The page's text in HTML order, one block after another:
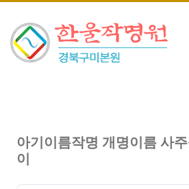
아기이름작명 개명이름 사
이